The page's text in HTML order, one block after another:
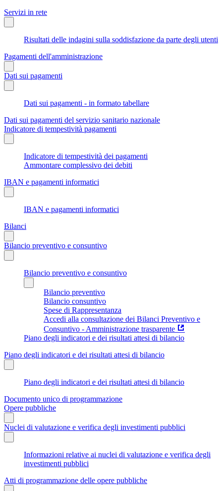
Servizi in rete
Risultati delle indagini sulla soddisfazione da parte degli utenti
Pagamenti dell'amministrazione
Dati sui pagamenti
Dati sui pagamenti - in formato tabellare
Dati sui pagamenti del servizio sanitario nazionale
Indicatore di tempestività pagamenti
Indicatore di tempestività dei pagamenti
Ammontare complessivo dei debiti
IBAN e pagamenti informatici
IBAN e pagamenti informatici
Bilanci
Bilancio preventivo e consuntivo
Bilancio preventivo e consuntivo
Bilancio preventivo
Bilancio consuntivo
Spese di Rappresentanza
Accedi alla consultazione dei Bilanci Preventivo e
Consuntivo - Amministrazione trasparente
Piano degli indicatori e dei risultati attesi di bilancio
Piano degli indicatori e dei risultati attesi di bilancio
Piano degli indicatori e dei risultati attesi di bilancio
Documento unico di programmazione
Opere pubbliche
Nuclei di valutazione e verifica degli investimenti pubblici
Informazioni relative ai nuclei di valutazione e verifica degli
investimenti pubblici
Atti di programmazione delle opere pubbliche